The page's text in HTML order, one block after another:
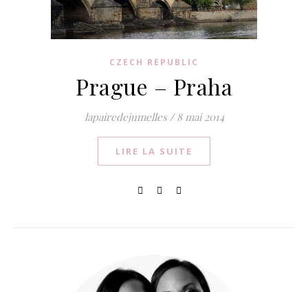
CZECH REPUBLIC
Prague – Praha
lapairedejumelles / 8 mai 2014
LIRE LA SUITE